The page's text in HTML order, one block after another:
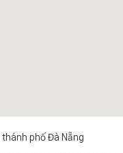
phố Đà Nẵng